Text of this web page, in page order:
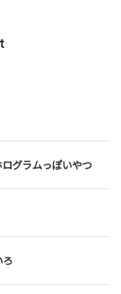
グラムっぽいやつ